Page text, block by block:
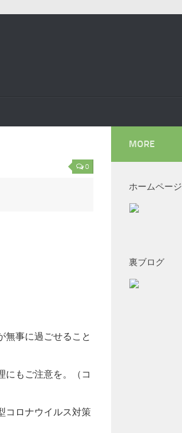
0
無事に過ごせること
にもご注意を。（コ
コロナウイルス対策
MORE
ホームページ
裏ブログ